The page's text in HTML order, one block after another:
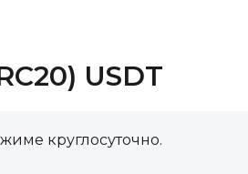
USDT
круглосуточно.